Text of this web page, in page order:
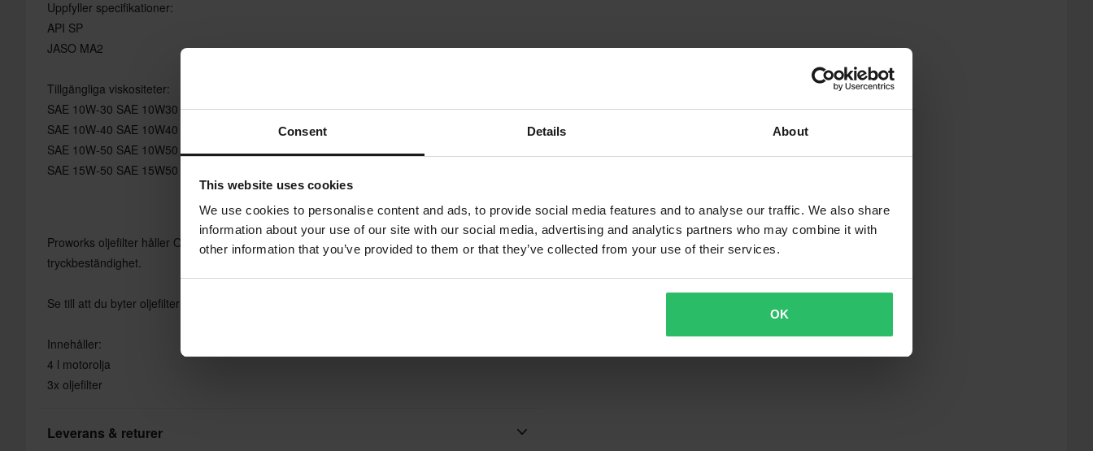
Consent Details About
This website uses cookies
We use cookies to personalise content and ads, to provide social media features and to analyse our traffic. We also share
information about your use of our site with our social media, advertising and analytics partners who may combine it with
other information that you’ve provided to them or that they’ve collected from your use of their services.
OK
Uppfyller specifikationer:
API SP
JASO MA2
Tillgängliga viskositeter:
SAE 10W-30 SAE 10W30 S-Z
SAE 10W-40 SAE 10W40 S-Z
SAE 10W-50 SAE 10W50 S-Z
SAE 15W-50 SAE 15W50 S-Z
Proworks oljefilter håller OEM-standard och kvalitet när det gäller mått, oljeflöde och
tryckbeständighet.
Se till att du byter oljefilter vid varje oljebyte.
Innehåller:
4 l motorolja
3x oljefilter
Leverans & returer